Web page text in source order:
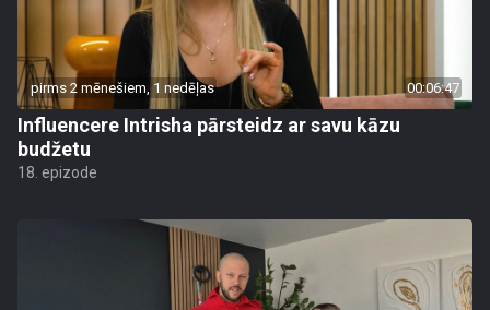
pirms 2 mēnešiem, 1 nedēļas 00:06:47
Influencere Intrisha pārsteidz ar savu kāzu
budžetu
18. epizode